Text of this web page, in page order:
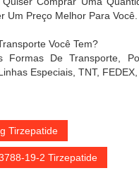
Um Preço Melhor Para Você.
Você Tem?
Formas De Transporte,
Especiais, TNT, FEDEX,
Tirzepatide
19-2 Tirzepatide